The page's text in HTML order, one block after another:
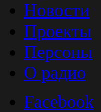
Новости
Проекты
Персоны
О радио
Facebook